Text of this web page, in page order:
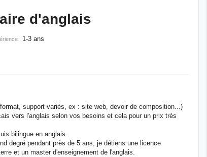
d'anglais
: 1-3 ans
support variés, ex : site web, devoir de composition...)
vers l'anglais selon vos besoins et cela pour un prix très
bilingue en anglais.
degré pendant près de 5 ans, je détiens une licence
et un master d'enseignement de l'anglais.